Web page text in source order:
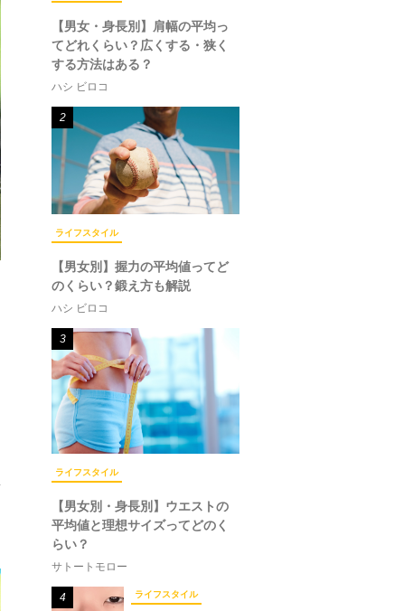
【男女・身長別】肩幅の平均っ
てどれくらい？広くする・狭く
する方法はある？
ハシ ビロコ
2
ライフスタイル
【男女別】握力の平均値ってど
のくらい？鍛え方も解説
ハシ ビロコ
3
ライフスタイル
【男女別・身長別】ウエストの
平均値と理想サイズってどのく
らい？
サトートモロー
4 ライフスタイル